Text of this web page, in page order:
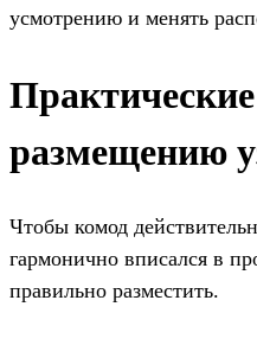
усмотрению и менять
размещению
Чтобы комод
гармонично вписался в
правильно разместить.